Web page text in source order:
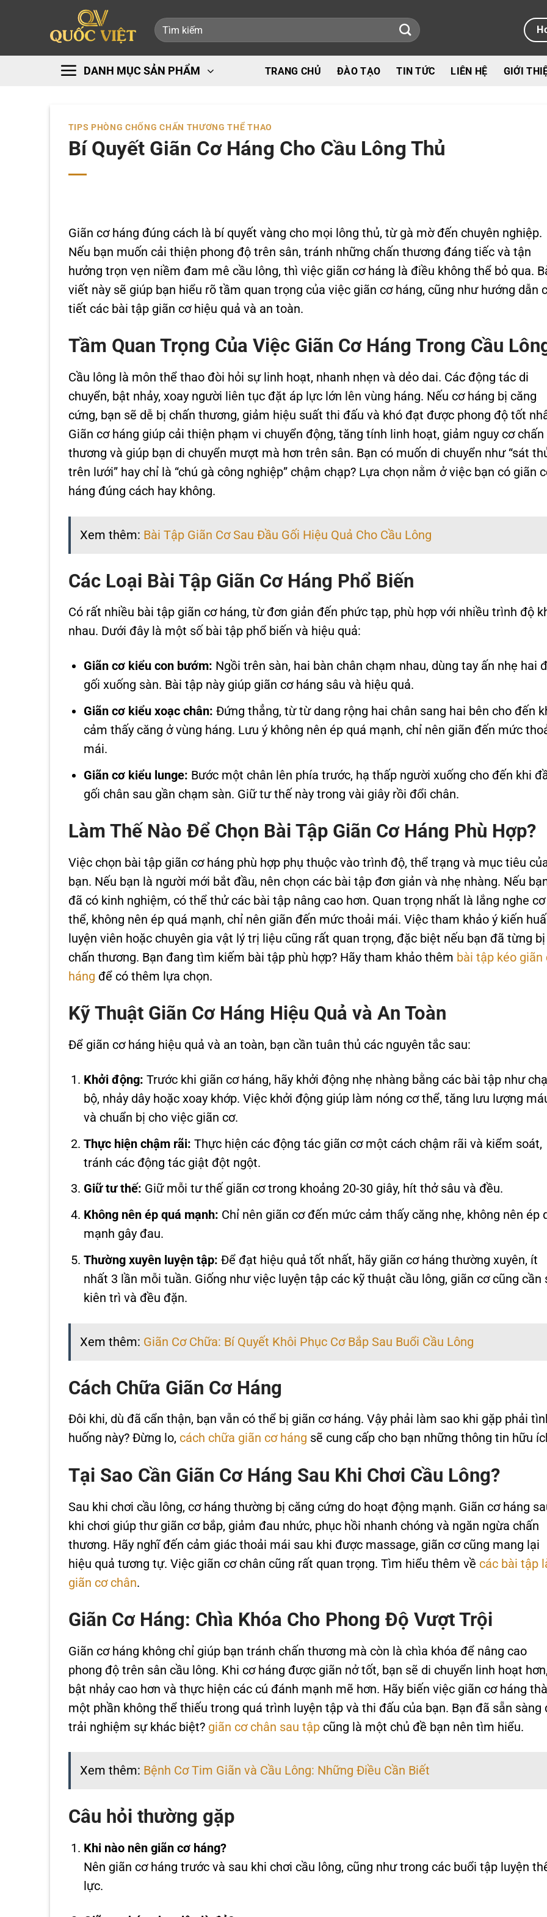
Tìm
kiếm:
DANH MỤC SẢN PHẨM TRANG CHỦ ĐÀO TẠO TIN TỨC LIÊN HỆ GIỚI
TIPS PHÒNG CHỐNG CHẤN THƯƠNG THỂ THAO
Bí Quyết Giãn Cơ Háng Cho Cầu Lông Thủ
Giãn cơ háng đúng cách là bí quyết vàng cho mọi lông thủ, từ gà mờ đến chuyên nghiệp.
Nếu bạn muốn cải thiện phong độ trên sân, tránh những chấn thương đáng tiếc và tận
hưởng trọn vẹn niềm đam mê cầu lông, thì việc giãn cơ háng là điều không thể bỏ qua.
viết này sẽ giúp bạn hiểu rõ tầm quan trọng của việc giãn cơ háng, cũng như hướng dẫn
tiết các bài tập giãn cơ hiệu quả và an toàn.
Tầm Quan Trọng Của Việc Giãn Cơ Háng Trong Cầu
Cầu lông là môn thể thao đòi hỏi sự linh hoạt, nhanh nhẹn và dẻo dai. Các động tác di
chuyển, bật nhảy, xoay người liên tục đặt áp lực lớn lên vùng háng. Nếu cơ háng bị căng
cứng, bạn sẽ dễ bị chấn thương, giảm hiệu suất thi đấu và khó đạt được phong độ tốt
Giãn cơ háng giúp cải thiện phạm vi chuyển động, tăng tính linh hoạt, giảm nguy cơ chấn
thương và giúp bạn di chuyển mượt mà hơn trên sân. Bạn có muốn di chuyển như “sát
trên lưới” hay chỉ là “chú gà công nghiệp” chậm chạp? Lựa chọn nằm ở việc bạn có giãn
háng đúng cách hay không.
Xem thêm: Bài Tập Giãn Cơ Sau Đầu Gối Hiệu Quả Cho Cầu Lông
Các Loại Bài Tập Giãn Cơ Háng Phổ Biến
Có rất nhiều bài tập giãn cơ háng, từ đơn giản đến phức tạp, phù hợp với nhiều trình độ
nhau. Dưới đây là một số bài tập phổ biến và hiệu quả:
Giãn cơ kiểu con bướm: Ngồi trên sàn, hai bàn chân chạm nhau, dùng tay ấn nhẹ hai
gối xuống sàn. Bài tập này giúp giãn cơ háng sâu và hiệu quả.
Giãn cơ kiểu xoạc chân: Đứng thẳng, từ từ dang rộng hai chân sang hai bên cho đến
cảm thấy căng ở vùng háng. Lưu ý không nên ép quá mạnh, chỉ nên giãn đến mức
mái.
Giãn cơ kiểu lunge: Bước một chân lên phía trước, hạ thấp người xuống cho đến khi
gối chân sau gần chạm sàn. Giữ tư thế này trong vài giây rồi đổi chân.
Làm Thế Nào Để Chọn Bài Tập Giãn Cơ Háng Phù Hợp?
Việc chọn bài tập giãn cơ háng phù hợp phụ thuộc vào trình độ, thể trạng và mục tiêu
bạn. Nếu bạn là người mới bắt đầu, nên chọn các bài tập đơn giản và nhẹ nhàng. Nếu
đã có kinh nghiệm, có thể thử các bài tập nâng cao hơn. Quan trọng nhất là lắng nghe cơ
thể, không nên ép quá mạnh, chỉ nên giãn đến mức thoải mái. Việc tham khảo ý kiến
luyện viên hoặc chuyên gia vật lý trị liệu cũng rất quan trọng, đặc biệt nếu bạn đã từng bị
chấn thương. Bạn đang tìm kiếm bài tập phù hợp? Hãy tham khảo thêm bài tập kéo giãn
háng để có thêm lựa chọn.
Kỹ Thuật Giãn Cơ Háng Hiệu Quả và An Toàn
Để giãn cơ háng hiệu quả và an toàn, bạn cần tuân thủ các nguyên tắc sau:
Khởi động: Trước khi giãn cơ háng, hãy khởi động nhẹ nhàng bằng các bài tập như
bộ, nhảy dây hoặc xoay khớp. Việc khởi động giúp làm nóng cơ thể, tăng lưu lượng
và chuẩn bị cho việc giãn cơ.
Thực hiện chậm rãi: Thực hiện các động tác giãn cơ một cách chậm rãi và kiểm soát,
tránh các động tác giật đột ngột.
Giữ tư thế: Giữ mỗi tư thế giãn cơ trong khoảng 20-30 giây, hít thở sâu và đều.
Không nên ép quá mạnh: Chỉ nên giãn cơ đến mức cảm thấy căng nhẹ, không nên ép
mạnh gây đau.
Thường xuyên luyện tập: Để đạt hiệu quả tốt nhất, hãy giãn cơ háng thường xuyên, ít
nhất 3 lần mỗi tuần. Giống như việc luyện tập các kỹ thuật cầu lông, giãn cơ cũng cần
kiên trì và đều đặn.
Xem thêm: Giãn Cơ Chữa: Bí Quyết Khôi Phục Cơ Bắp Sau Buổi Cầu Lông
Cách Chữa Giãn Cơ Háng
Đôi khi, dù đã cẩn thận, bạn vẫn có thể bị giãn cơ háng. Vậy phải làm sao khi gặp phải
huống này? Đừng lo, cách chữa giãn cơ háng sẽ cung cấp cho bạn những thông tin hữu
Tại Sao Cần Giãn Cơ Háng Sau Khi Chơi Cầu Lông?
Sau khi chơi cầu lông, cơ háng thường bị căng cứng do hoạt động mạnh. Giãn cơ háng
khi chơi giúp thư giãn cơ bắp, giảm đau nhức, phục hồi nhanh chóng và ngăn ngừa chấn
thương. Hãy nghĩ đến cảm giác thoải mái sau khi được massage, giãn cơ cũng mang lại
hiệu quả tương tự. Việc giãn cơ chân cũng rất quan trọng. Tìm hiểu thêm về các bài tập
giãn cơ chân.
Giãn Cơ Háng: Chìa Khóa Cho Phong Độ Vượt Trội
Giãn cơ háng không chỉ giúp bạn tránh chấn thương mà còn là chìa khóa để nâng cao
phong độ trên sân cầu lông. Khi cơ háng được giãn nở tốt, bạn sẽ di chuyển linh hoạt hơn,
bật nhảy cao hơn và thực hiện các cú đánh mạnh mẽ hơn. Hãy biến việc giãn cơ háng
một phần không thể thiếu trong quá trình luyện tập và thi đấu của bạn. Bạn đã sẵn sàng
trải nghiệm sự khác biệt? giãn cơ chân sau tậpcũng là một chủ đề bạn nên tìm hiểu.
Xem thêm: Bệnh Cơ Tim Giãn và Cầu Lông: Những Điều Cần Biết
Câu hỏi thường gặp
Khi nào nên giãn cơ háng?
Nên giãn cơ háng trước và sau khi chơi cầu lông, cũng như trong các buổi tập luyện
lực.